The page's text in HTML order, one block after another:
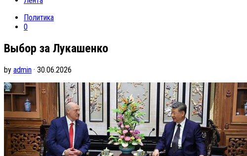
Политика
0
Выбор за Лукашенко
by admin · 30.06.2026